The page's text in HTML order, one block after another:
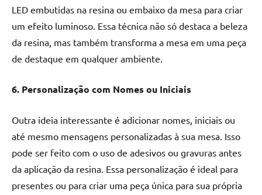
LED embutidas na resina ou embaixo da mesa para criar
um efeito luminoso. Essa técnica não só destaca a beleza
da resina, mas também transforma a mesa em uma peça
de destaque em qualquer ambiente.
6. Personalização com Nomes ou Iniciais
Outra ideia interessante é adicionar nomes, iniciais ou
até mesmo mensagens personalizadas à sua mesa. Isso
pode ser feito com o uso de adesivos ou gravuras antes
da aplicação da resina. Essa personalização é ideal para
presentes ou para criar uma peça única para sua própria